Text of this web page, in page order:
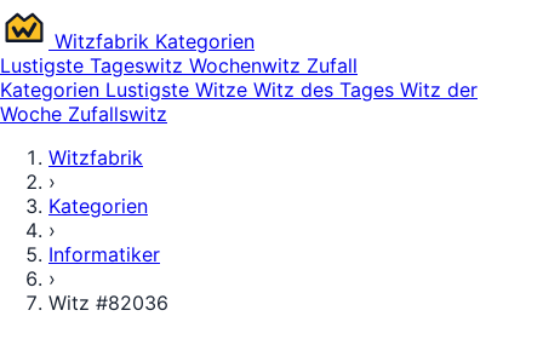
Witzfabrik Kategorien
Lustigste Tageswitz Wochenwitz Zufall
Kategorien Lustigste Witze Witz des Tages Witz der
Woche Zufallswitz
Witzfabrik
›
Kategorien
›
Informatiker
›
Witz #82036